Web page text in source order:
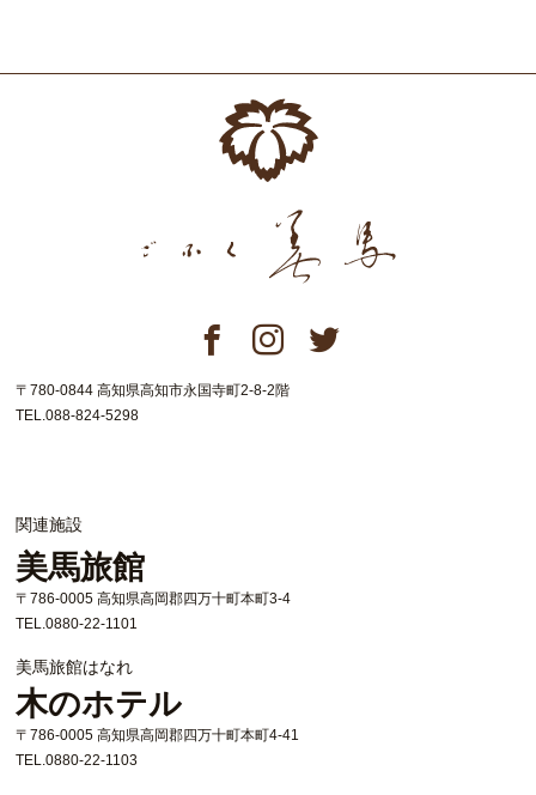
〒780-0844 高知県高知市永国寺町2-8-2階
TEL.088-824-5298
関連施設
美馬旅館
〒786-0005 高知県高岡郡四万十町本町3-4
TEL.0880-22-1101
美馬旅館はなれ
木のホテル
〒786-0005 高知県高岡郡四万十町本町4-41
TEL.0880-22-1103